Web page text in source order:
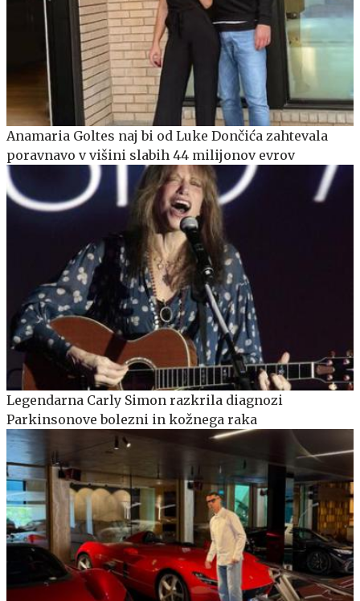
Anamaria Goltes naj bi od Luke Dončića zahtevala
poravnavo v višini slabih 44 milijonov evrov
Legendarna Carly Simon razkrila diagnozi
Parkinsonove bolezni in kožnega raka